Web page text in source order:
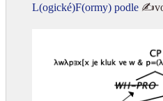
L(ogické)F(ormy) podle